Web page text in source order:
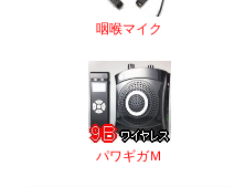
咽喉マイク
パワギガＭ